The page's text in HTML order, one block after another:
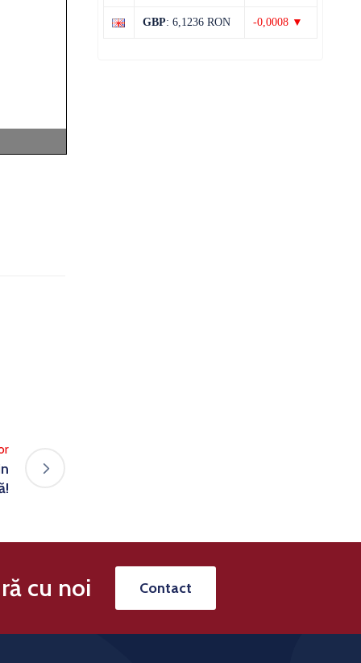
GBP: 6,1236 RON -0,0008 ▼
cu noi Contact